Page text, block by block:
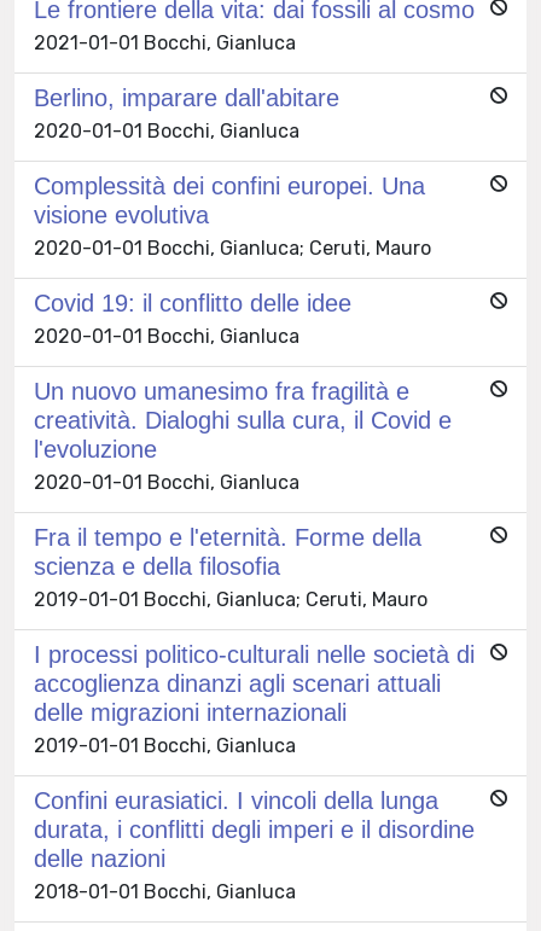
Le frontiere della vita: dai fossili al cosmo
2021-01-01 Bocchi, Gianluca
Berlino, imparare dall'abitare
2020-01-01 Bocchi, Gianluca
Complessità dei confini europei. Una
visione evolutiva
2020-01-01 Bocchi, Gianluca; Ceruti, Mauro
Covid 19: il conflitto delle idee
2020-01-01 Bocchi, Gianluca
Un nuovo umanesimo fra fragilità e
creatività. Dialoghi sulla cura, il Covid e
l'evoluzione
2020-01-01 Bocchi, Gianluca
Fra il tempo e l'eternità. Forme della
scienza e della filosofia
2019-01-01 Bocchi, Gianluca; Ceruti, Mauro
I processi politico-culturali nelle società di
accoglienza dinanzi agli scenari attuali
delle migrazioni internazionali
2019-01-01 Bocchi, Gianluca
Confini eurasiatici. I vincoli della lunga
durata, i conflitti degli imperi e il disordine
delle nazioni
2018-01-01 Bocchi, Gianluca